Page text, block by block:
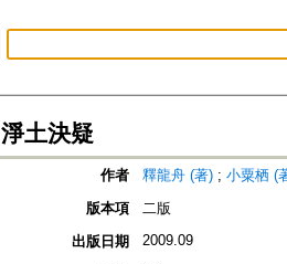
淨土決疑
作者 釋龍舟 (著) ; 小粟栖 (
版本項
二版
出版日期
2009.09